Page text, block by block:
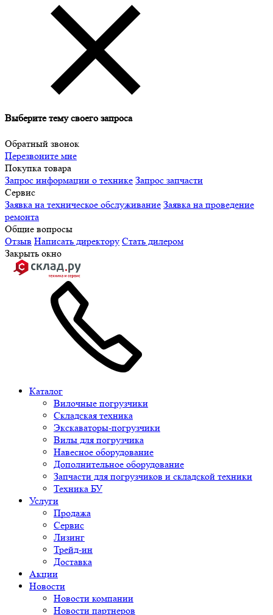
Выберите тему своего запроса
Обратный звонок
Перезвоните мне
Покупка товара
Запрос информации о технике Запрос запчасти
Сервис
Заявка на техническое обслуживание Заявка на проведение
ремонта
Общие вопросы
Отзыв Написать директору Стать дилером
Закрыть окно
Каталог
Вилочные погрузчики
Складская техника
Экскаваторы-погрузчики
Вилы для погрузчика
Навесное оборудование
Дополнительное оборудование
Запчасти для погрузчиков и складской техники
Техника БУ
Услуги
Продажа
Сервис
Лизинг
Трейд-ин
Доставка
Акции
Новости
Новости компании
Новости партнеров